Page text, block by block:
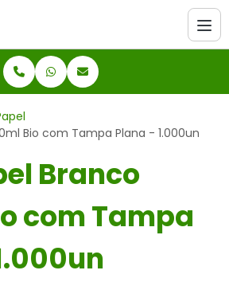
Bio com Tampa Plana - 1.000un
Branco
com Tampa